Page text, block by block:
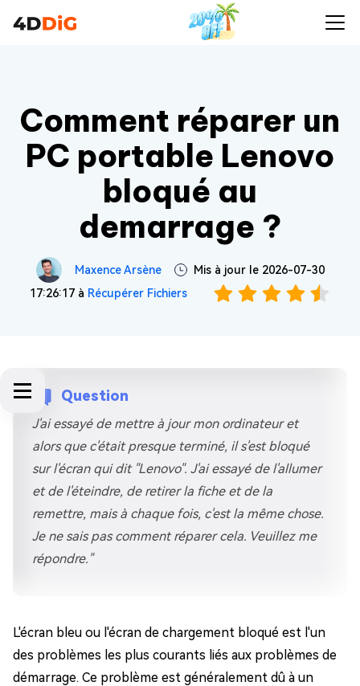
Comment réparer un
PC portable Lenovo
bloqué au
demarrage ?
Maxence Arsène
Mis à jour le 2026-07-30
17:26:17 à Récupérer Fichiers
Question
J'ai essayé de mettre à jour mon ordinateur et
alors que c'était presque terminé, il s'est bloqué
sur l'écran qui dit "Lenovo". J'ai essayé de l'allumer
et de l'éteindre, de retirer la fiche et de la
remettre, mais à chaque fois, c'est la même chose.
Je ne sais pas comment réparer cela. Veuillez me
répondre."
L'écran bleu ou l'écran de chargement bloqué est l'un
des problèmes les plus courants liés aux problèmes de
démarrage. Ce problème est généralement dû à un